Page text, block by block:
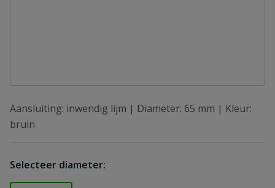
Aansluiting: inwendig lijm | Diameter: 65 mm | Kleur:
bruin
Selecteer diameter: